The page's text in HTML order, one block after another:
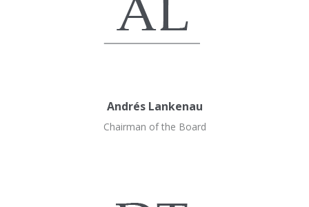
Andrés Lankenau
Chairman of the Board